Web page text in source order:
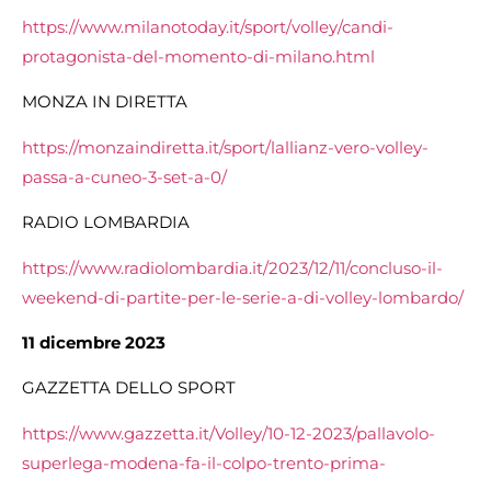
https://www.milanotoday.it/sport/volley/candi-
protagonista-del-momento-di-milano.html
MONZA IN DIRETTA
https://monzaindiretta.it/sport/lallianz-vero-volley-
passa-a-cuneo-3-set-a-0/
RADIO LOMBARDIA
https://www.radiolombardia.it/2023/12/11/concluso-il-
weekend-di-partite-per-le-serie-a-di-volley-lombardo/
11 dicembre 2023
GAZZETTA DELLO SPORT
https://www.gazzetta.it/Volley/10-12-2023/pallavolo-
superlega-modena-fa-il-colpo-trento-prima-